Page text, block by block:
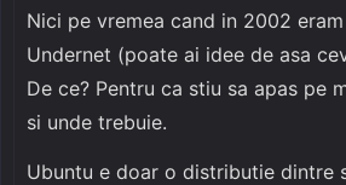
Nici pe vremea cand in 2002
Undernet (poate ai idee de asa
De ce? Pentru ca stiu sa apas pe
si unde trebuie.
Ubuntu e doar o distributie dintre